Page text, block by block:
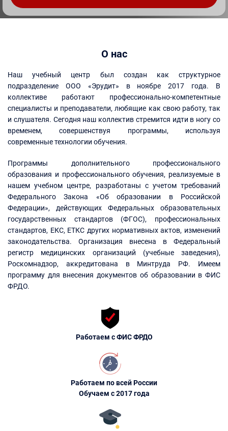
О нас
Наш учебный центр был создан как структурное
подразделение ООО «Эрудит» в ноябре 2017 года. В
коллективе работают профессионально-компетентные
специалисты и преподаватели, любящие как свою работу, так
и слушателя. Сегодня наш коллектив стремится идти в ногу со
временем, совершенствуя программы, используя
современные технологии обучения.
Программы дополнительного профессионального
образования и профессионального обучения, реализуемые в
нашем учебном центре, разработаны с учетом требований
Федерального Закона «Об образовании в Российской
Федерации», действующих Федеральных образовательных
государственных стандартов (ФГОС), профессиональных
стандартов, ЕКС, ЕТКС других нормативных актов, изменений
законодательства. Организация внесена в Федеральный
регистр медицинских организаций (учебные заведения),
Роскомнадзор, аккредитована в Минтруда РФ. Имеем
программу для внесения документов об образовании в ФИС
ФРДО.
Работаем с ФИС ФРДО
Работаем по всей России
Обучаем с 2017 года